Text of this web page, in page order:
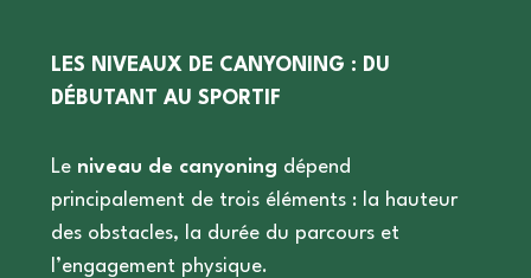
LES NIVEAUX DE CANYONING : DU
DÉBUTANT AU SPORTIF
Le niveau de canyoning dépend
principalement de trois éléments : la hauteur
des obstacles, la durée du parcours et
l’engagement physique.